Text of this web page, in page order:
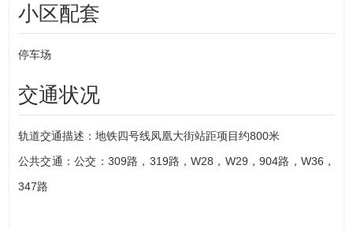
小区配套
停车场
交通状况
轨道交通描述：地铁四号线凤凰大街站距项目约800米
公共交通：公交：309路，319路，W28，W29，904路，W36，
347路